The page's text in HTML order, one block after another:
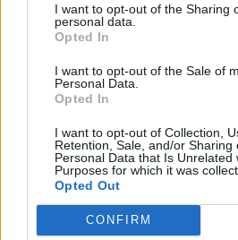
I want to opt-out of the Sharing
personal data.
Opted In
I want to opt-out of the Sale of
Personal Data.
Opted In
I want to opt-out of Collection,
Retention, Sale, and/or Sharing
Personal Data that Is Unrelated
Purposes for which it was
Opted Out
CONFIRM
Dire «merci» pour cette